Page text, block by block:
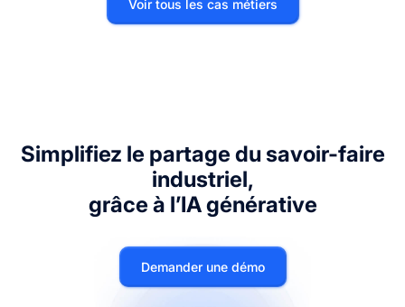
Voir tous les cas métiers
Simplifiez le partage du savoir-faire
industriel,
grâce à l’IA générative
Demander une démo